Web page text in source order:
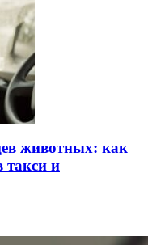
животных: как
такси и